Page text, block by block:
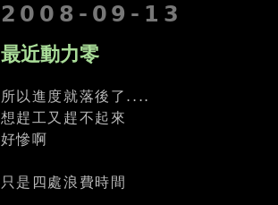
2008-09-13
最近動力零
所以進度就落後了....
想趕工又趕不起來
好慘啊
只是四處浪費時間